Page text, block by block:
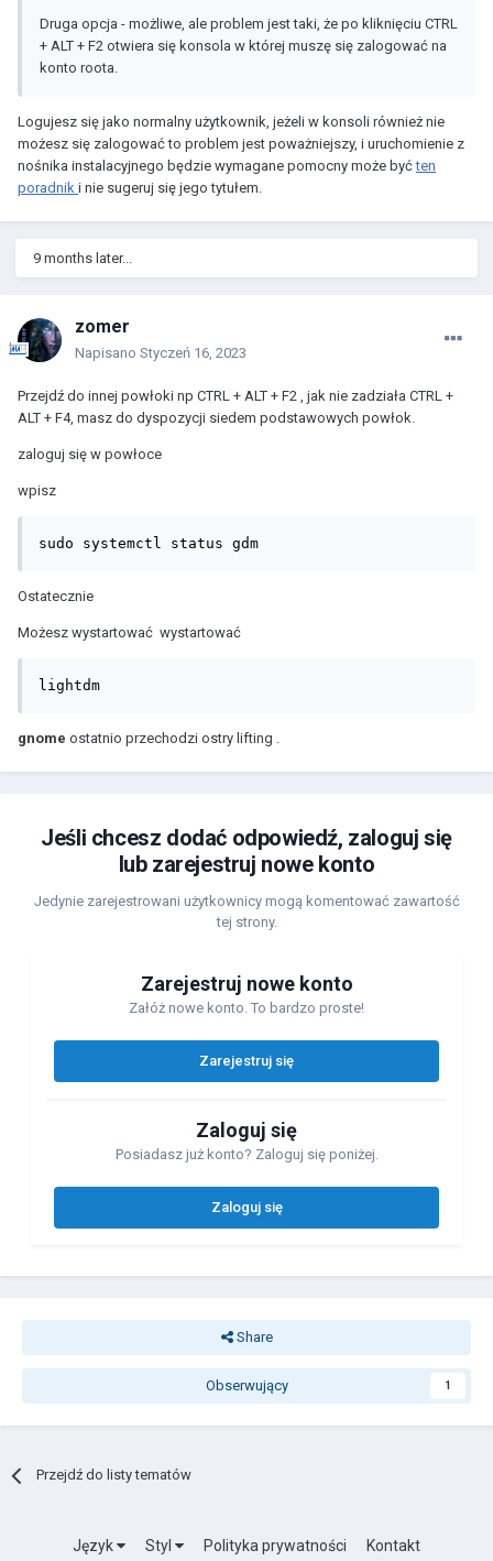
Druga opcja - możliwe, ale problem jest taki, że po kliknięciu CTRL
+ ALT + F2 otwiera się konsola w której muszę się zalogować na
konto roota.
Logujesz się jako normalny użytkownik, jeżeli w konsoli również nie
możesz się zalogować to problem jest poważniejszy, i uruchomienie z
nośnika instalacyjnego będzie wymagane pomocny może byćten
poradnik i nie sugeruj się jego tytułem.
9 months later...
zomer
Napisano Styczeń 16, 2023
Przejdź do innej powłoki np CTRL + ALT + F2 , jak nie zadziała CTRL +
ALT + F4, masz do dyspozycji siedem podstawowych powłok.
zaloguj się w powłoce
wpisz
sudo systemctl status gdm
Ostatecznie
Możesz wystartować wystartować
lightdm
gnome ostatnio przechodzi ostry lifting .
Jeśli chcesz dodać odpowiedź, zaloguj się
lub zarejestruj nowe konto
Jedynie zarejestrowani użytkownicy mogą komentować zawartość
tej strony.
Zarejestruj nowe konto
Załóż nowe konto. To bardzo proste!
Zarejestruj się
Zaloguj się
Posiadasz już konto? Zaloguj się poniżej.
Zaloguj się
Share
Obserwujący 1
Przejdź do listy tematów
Język Styl Polityka prywatności Kontakt